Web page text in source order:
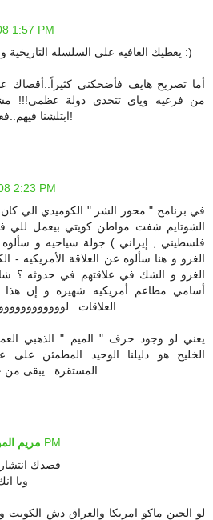
1:57 PM
يعطيك العافيه على السلسله التاريخية والتحليل الأكثر من رائع :)
أما تصريح هايف فأضحكني
من فرعيه وياي تتحدى دولة عظمى!!!
ابتلشنا فيهم..فعلا شر البلية ما يضحك!
2:23 PM
في برنامج " محور الشر " الكوميدي الي
الشوتايم شفت مواطن كويتي بيعمل للي
فلسطيني , إيراني ) جولة سياحيه و سألوه
الغزو و هنا سألوه عن العلاقة الأمريكيه -
الغزو و الشك في علاقتهم في حدوثه ؟
أسامي مطاعم أمريكيه شهيره و إن
العلاقات
يعني لو وجود حرف " الميم " الذهبي
الخليج هو دليلنا الوحيد المطمئن على
المستقرة ..يبقى من
مريم 28/6/08 3:10 PM
قصدك
ويا
لو الحين ماكو امريكا والعراق دش الكويت